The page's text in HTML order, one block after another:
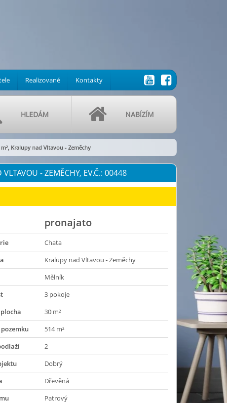
Realizované Kontakty
HLEDÁM NABÍZÍM
Kralupy nad Vltavou - Zeměchy
- ZEMĚCHY, EV.Č.: 00448
pronajato
Chata
Kralupy nad Vltavou - Zeměchy
Mělník
3 pokoje
30 m²
514 m²
2
Dobrý
Dřevěná
Patrový